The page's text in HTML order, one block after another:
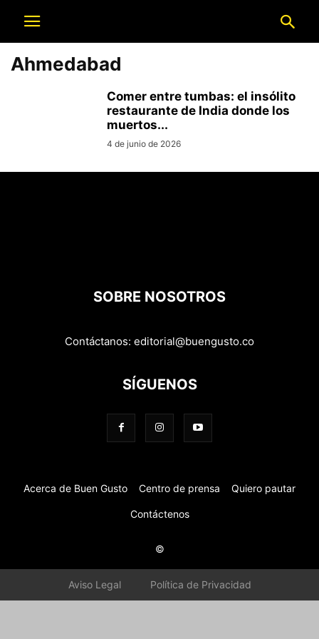
Ahmedabad
Comer entre tumbas: el insólito
restaurante de India donde los
muertos...
4 de junio de 2026
SOBRE NOSOTROS
Contáctanos: editorial@buengusto.co
SÍGUENOS
Acerca de Buen Gusto Centro de prensa Quiero pautar
Contáctenos
©
Aviso Legal Política de Privacidad